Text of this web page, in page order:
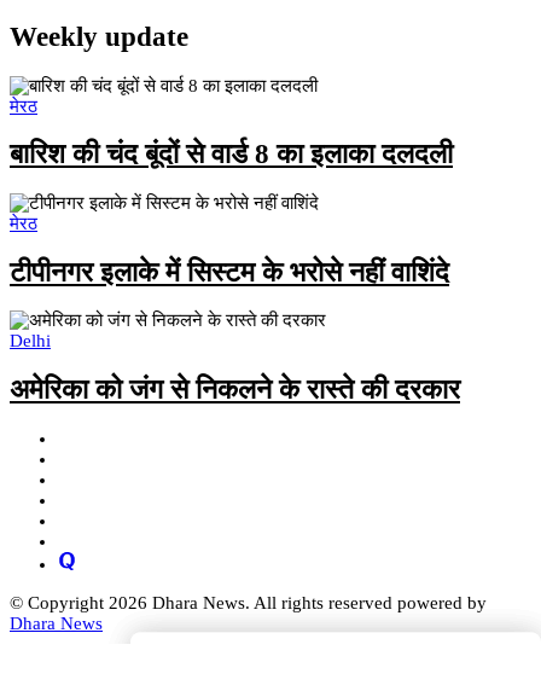
Weekly update
मेरठ
बारिश की चंद बूंदों से वार्ड 8 का इलाका दलदली
मेरठ
टीपीनगर इलाके में सिस्टम के भरोसे नहीं वाशिंदे
Delhi
अमेरिका को जंग से निकलने के रास्ते की दरकार
© Copyright 2026 Dhara News. All rights reserved powered by
Dhara News